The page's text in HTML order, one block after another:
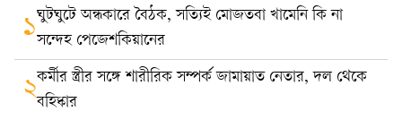
১ঘুটঘুটে অন্ধকারে বৈঠক, সত্যিই মোজতবা খামেনি কি না
সন্দেহ পেজেশকিয়ানের
২কর্মীর স্ত্রীর সঙ্গে শারীরিক সম্পর্ক জামায়াত নেতার, দল থেকে
বহিষ্কার